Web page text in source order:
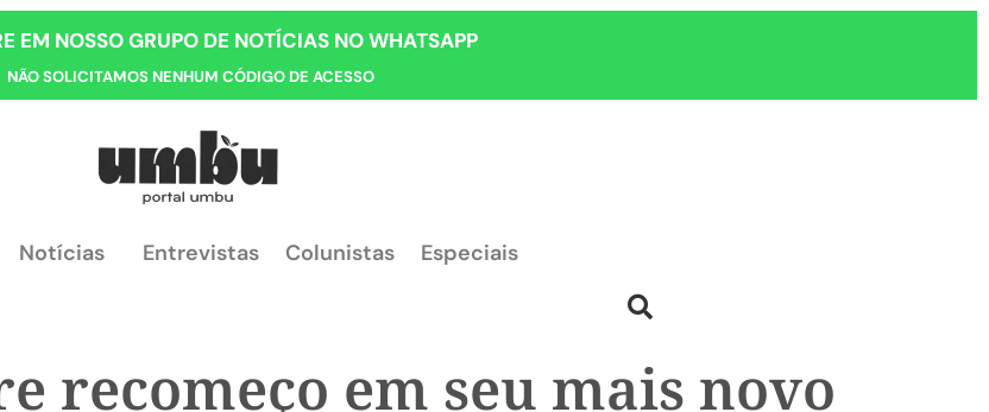
EM NOSSO GRUPO DE NOTÍCIAS NO WHATSAPP
NÃO SOLICITAMOS NENHUM CÓDIGO DE ACESSO
Notícias Entrevistas Colunistas Especiais
recomeço em seu mais novo